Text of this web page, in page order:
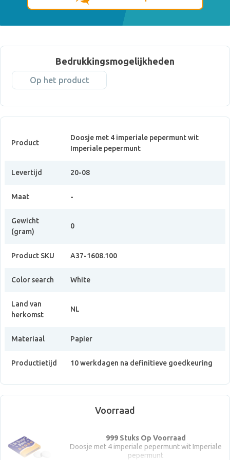
Bedrukkingsmogelijkheden
Op het product
Product
Doosje met 4 imperiale pepermunt wit
Imperiale pepermunt
Levertijd 20-08
Maat -
Gewicht
(gram)
0
Product SKU A37-1608.100
Color search White
Land van
herkomst
NL
Materiaal Papier
Productietijd 10 werkdagen na definitieve goedkeuring
Voorraad
999 Stuks Op Voorraad
Doosje met 4 imperiale pepermunt wit Imperiale
pepermunt